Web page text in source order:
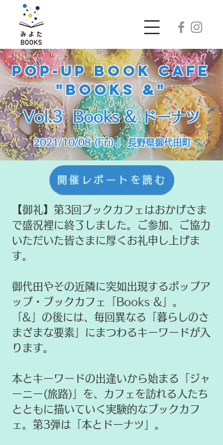
開催レポートを読む
【御礼】第3回ブックカフェはおかげさま
で盛況裡に終了しました。ご参加、ご協力
いただいた皆さまに厚くお礼申し上げま
す。
御代田やその近隣に突如出現するポップア
ップ・ブックカフェ「Books &」。
「&」の後には、毎回異なる「暮らしのさ
まざまな要素」にまつわるキーワードが入
ります。
本とキーワードの出逢いから始まる「ジャ
ーニー(旅路)」を、カフェを訪れる人たち
とともに描いていく実験的なブックカフ
ェ。 第3弾は「本とドーナツ」。
POP-uP Book Cafe
"BOOKS &"
Vol.3 Books & ドーナツ​
2021/10/08 (Fri) | 長野県御代田町